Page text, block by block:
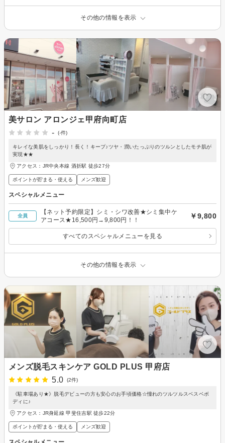
その他の情報を表示
美サロン アロンジェ甲府向町店
-
(-件)
キレイな美肌をしっかり！長く！キープ♪ツヤ・潤いたっぷりのツルンとしたモチ肌が
実現★★
アクセス：JR中央本線 酒折駅 徒歩27分
ポイントが貯まる・使える メンズ歓迎
スペシャルメニュー
全員
【ネット予約限定】シミ・シワ改善★シミ集中ケ
アコース★16,500円→9,800円！！
￥9,800
すべてのスペシャルメニューを見る
その他の情報を表示
メンズ脱毛スキンケア GOLD PLUS 甲府店
5.0
(2件)
《駐車場あり★》脱毛デビューの方も安心のお手頃価格☆憧れのツルツルスベスベボ
ディに♪
アクセス：JR身延線 甲斐住吉駅 徒歩22分
ポイントが貯まる・使える メンズ歓迎